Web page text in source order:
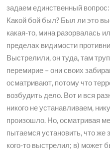
задаем единственный
Какой бой был? Был ли это
какая-то, мина разорвалась
пределах видимости
Выстрелили, он туда, там
перемирие – они своих
осматривают, потому что
возбудить дело. Вот и вся
никого не устанавливаем,
произошло. Но, осматривая
пытаемся установить, что же
кого-то выстрелил; в) может